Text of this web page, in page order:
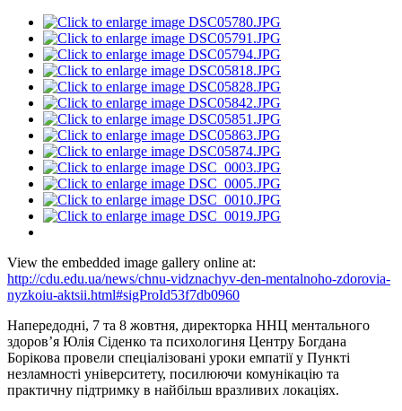
View the embedded image gallery online at:
http://cdu.edu.ua/news/chnu-vidznachyv-den-mentalnoho-zdorovia-
nyzkoiu-aktsii.html#sigProId53f7db0960
Напередодні, 7 та 8 жовтня, директорка ННЦ ментального
здоров’я Юлія Сіденко та психологиня Центру Богдана
Борікова провели спеціалізовані уроки емпатії у Пункті
незламності університету, посилюючи комунікацію та
практичну підтримку в найбільш вразливих локаціях.